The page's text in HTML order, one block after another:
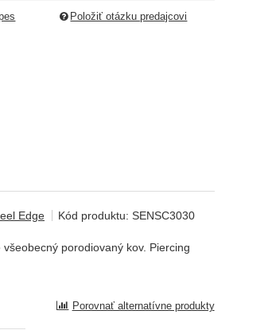
Položiť otázku predajcovi
Edge Kód produktu: SENSC3030
porodiovaný kov. Piercing
Porovnať alternatívne produkty